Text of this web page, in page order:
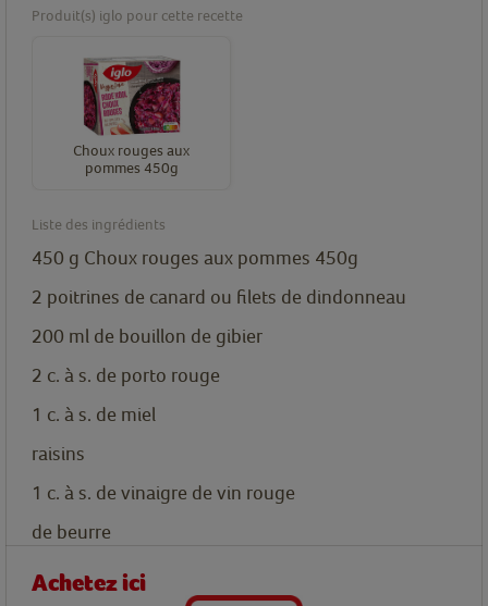
Produit(s) iglo pour cette recette
Choux rouges aux
pommes 450g
Liste des ingrédients
450 g Choux rouges aux pommes 450g
2 poitrines de canard ou filets de dindonneau
200 ml de bouillon de gibier
2 c. à s. de porto rouge
1 c. à s. de miel
raisins
1 c. à s. de vinaigre de vin rouge
de beurre
Achetez ici